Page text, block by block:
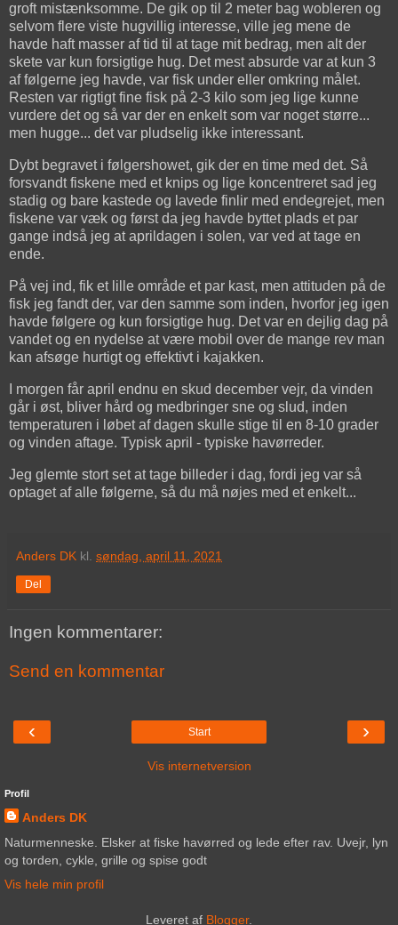
groft mistænksomme. De gik op til 2 meter bag wobleren og
selvom flere viste hugvillig interesse, ville jeg mene de
havde haft masser af tid til at tage mit bedrag, men alt der
skete var kun forsigtige hug. Det mest absurde var at kun 3
af følgerne jeg havde, var fisk under eller omkring målet.
Resten var rigtigt fine fisk på 2-3 kilo som jeg lige kunne
vurdere det og så var der en enkelt som var noget større...
men hugge... det var pludselig ikke interessant.
Dybt begravet i følgershowet, gik der en time med det. Så
forsvandt fiskene med et knips og lige koncentreret sad jeg
stadig og bare kastede og lavede finlir med endegrejet, men
fiskene var væk og først da jeg havde byttet plads et par
gange indså jeg at aprildagen i solen, var ved at tage en
ende.
På vej ind, fik et lille område et par kast, men attituden på de
fisk jeg fandt der, var den samme som inden, hvorfor jeg igen
havde følgere og kun forsigtige hug. Det var en dejlig dag på
vandet og en nydelse at være mobil over de mange rev man
kan afsøge hurtigt og effektivt i kajakken.
I morgen får april endnu en skud december vejr, da vinden
går i øst, bliver hård og medbringer sne og slud, inden
temperaturen i løbet af dagen skulle stige til en 8-10 grader
og vinden aftage. Typisk april - typiske havørreder.
Jeg glemte stort set at tage billeder i dag, fordi jeg var så
optaget af alle følgerne, så du må nøjes med et enkelt...
Anders DK kl. søndag, april 11, 2021
Del
Ingen kommentarer:
Send en kommentar
‹ ›
Start
Vis internetversion
Profil
Anders DK
Naturmenneske. Elsker at fiske havørred og lede efter rav. Uvejr, lyn
og torden, cykle, grille og spise godt
Vis hele min profil
Leveret af Blogger.